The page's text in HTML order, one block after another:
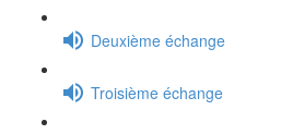
Deuxième échange
Troisième échange